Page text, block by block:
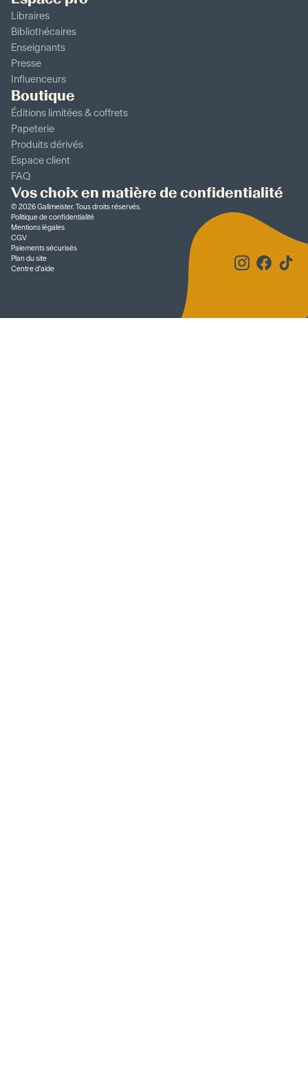
Libraires
Bibliothécaires
Enseignants
Presse
Influenceurs
Boutique
Éditions limitées & coffrets
Papeterie
Produits dérivés
Espace client
FAQ
Vos choix en matière de confidentialité
© 2026Gallmeister. Tous droits réservés.
Politique de confidentialité
Mentions légales
CGV
Paiements sécurisés
Plan du site
Centre d'aide